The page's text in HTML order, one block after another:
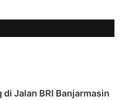
Jalan BRI Banjarmasin